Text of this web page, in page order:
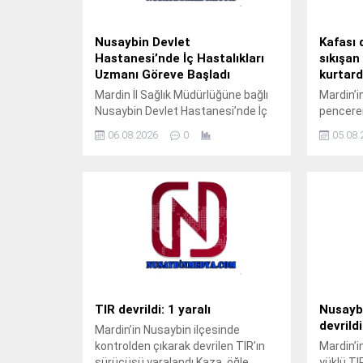
Nusaybin Devlet
Hastanesi’nde İç Hastalıkları
Uzmanı Göreve Başladı
Mardin İl Sağlık Müdürlüğüne bağlı
Nusaybin Devlet Hastanesi’nde İç
Hastalıkları Uzmanı Uzm. Dr. Ali
Yiğit hasta kabulüne başladı.
veya MHRS (Merkezi Hekim
Randevu Sistemi) üzerinden
randevu alarak muayene
olabilecek. Tap Simulator Codes
06.08.2026 0
arasına
gazeteci
M.T.
fark
TIR devrildi: 1 yaralı
Mardin’in Nusaybin ilçesinde
kontrolden çıkarak devrilen TIR’ın